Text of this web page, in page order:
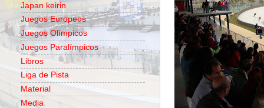
Japan keirin
Juegos Europeos
Juegos Olímpicos
Juegos Paralímpicos
Libros
Liga de Pista
Material
Media